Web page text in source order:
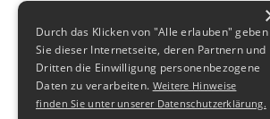
Durch das Klicken von "Alle erlauben" geben
Sie dieser Internetseite, deren Partnern und
Dritten die Einwilligung personenbezogene
Daten zu verarbeiten. Weitere Hinweise
finden Sie unter unserer Datenschutzerklärung.